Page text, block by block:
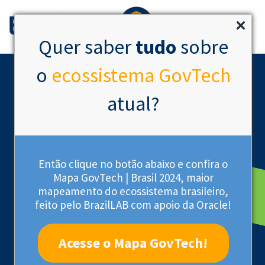
Quer sabertudo sobre
o ecossistema GovTech
atual?
Então clique no botão abaixo e confira o
Mapa GovTech | Brasil 2024, maior
mapeamento do ecossistema brasileiro,
feito pelo BrazilLAB com apoio da Oracle!
Acesse o Mapa GovTech!
Startup Acelerada